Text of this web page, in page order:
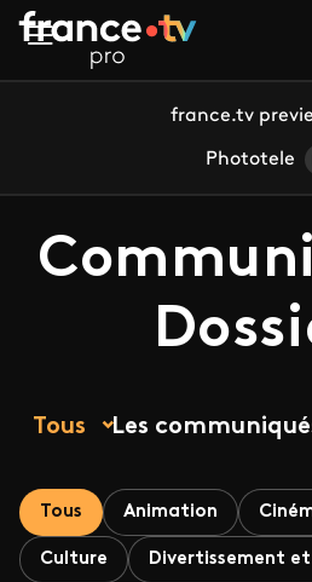
Aller au contenu principal
france.tv
Phototele
Tous Les
Tous Animation
Culture Divertissement